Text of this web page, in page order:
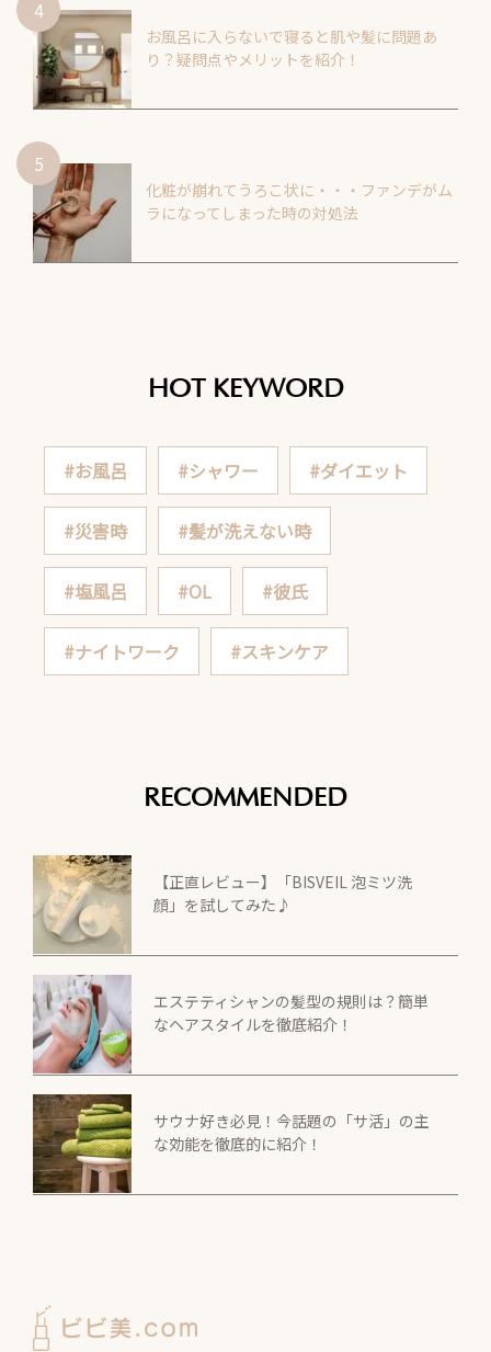
お風呂に入らないで寝ると肌や髪に問題あ
り？疑問点やメリットを紹介！
化粧が崩れてうろこ状に・・・ファンデがム
ラになってしまった時の対処法
HOT KEYWORD
#お風呂 #シャワー #ダイエット
#災害時 #髪が洗えない時
#塩風呂 #OL #彼氏
#ナイトワーク #スキンケア
RECOMMENDED
【正直レビュー】「BISVEIL 泡ミツ洗
顔」を試してみた♪
エステティシャンの髪型の規則は？簡単
なヘアスタイルを徹底紹介！
サウナ好き必見！今話題の「サ活」の主
な効能を徹底的に紹介！